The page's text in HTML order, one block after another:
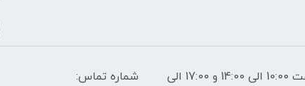
ساعات پاسخگویی: فقط روزهای غیر تعطیل از ساعت 10:00 الی 14:00 و 17:00 الی شماره تماس: